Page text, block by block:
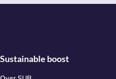
Sustainable boost